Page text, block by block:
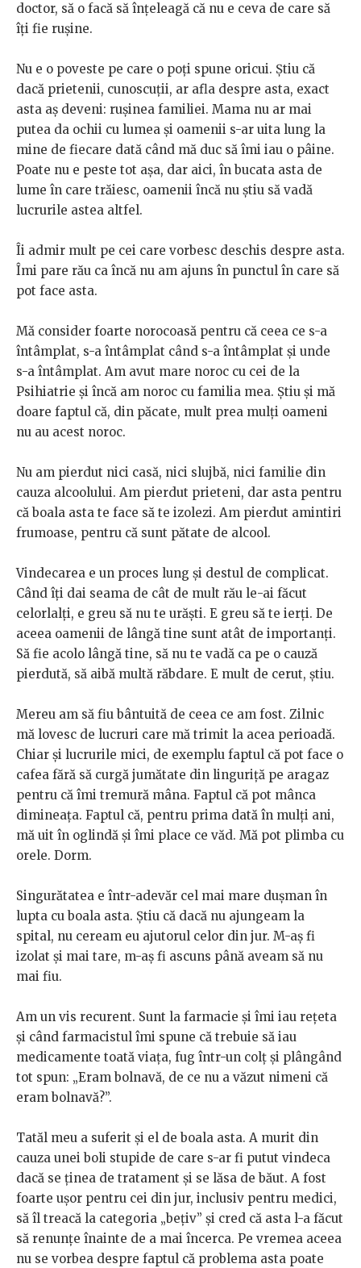
doctor, să o facă să înțeleagă că nu e ceva de care să
îți fie rușine.
Nu e o poveste pe care o poți spune oricui. Știu că
dacă prietenii, cunoscuții, ar afla despre asta, exact
asta aș deveni: rușinea familiei. Mama nu ar mai
putea da ochii cu lumea și oamenii s-ar uita lung la
mine de fiecare dată când mă duc să îmi iau o pâine.
Poate nu e peste tot așa, dar aici, în bucata asta de
lume în care trăiesc, oamenii încă nu știu să vadă
lucrurile astea altfel.
Îi admir mult pe cei care vorbesc deschis despre asta.
Îmi pare rău ca încă nu am ajuns în punctul în care să
pot face asta.
Mă consider foarte norocoasă pentru că ceea ce s-a
întâmplat, s-a întâmplat când s-a întâmplat și unde
s-a întâmplat. Am avut mare noroc cu cei de la
Psihiatrie și încă am noroc cu familia mea. Știu și mă
doare faptul că, din păcate, mult prea mulți oameni
nu au acest noroc.
Nu am pierdut nici casă, nici slujbă, nici familie din
cauza alcoolului. Am pierdut prieteni, dar asta pentru
că boala asta te face să te izolezi. Am pierdut amintiri
frumoase, pentru că sunt pătate de alcool.
Vindecarea e un proces lung și destul de complicat.
Când îți dai seama de cât de mult rău le-ai făcut
celorlalți, e greu să nu te urăști. E greu să te ierți. De
aceea oamenii de lângă tine sunt atât de importanți.
Să fie acolo lângă tine, să nu te vadă ca pe o cauză
pierdută, să aibă multă răbdare. E mult de cerut, știu.
Mereu am să fiu bântuită de ceea ce am fost. Zilnic
mă lovesc de lucruri care mă trimit la acea perioadă.
Chiar și lucrurile mici, de exemplu faptul că pot face o
cafea fără să curgă jumătate din linguriță pe aragaz
pentru că îmi tremură mâna. Faptul că pot mânca
dimineața. Faptul că, pentru prima dată în mulți ani,
mă uit în oglindă și îmi place ce văd. Mă pot plimba cu
orele. Dorm.
Singurătatea e într-adevăr cel mai mare dușman în
lupta cu boala asta. Știu că dacă nu ajungeam la
spital, nu ceream eu ajutorul celor din jur. M-aș fi
izolat și mai tare, m-aș fi ascuns până aveam să nu
mai fiu.
Am un vis recurent. Sunt la farmacie și îmi iau rețeta
și când farmacistul îmi spune că trebuie să iau
medicamente toată viața, fug într-un colț și plângând
tot spun: „Eram bolnavă, de ce nu a văzut nimeni că
eram bolnavă?”.
Tatăl meu a suferit și el de boala asta. A murit din
cauza unei boli stupide de care s-ar fi putut vindeca
dacă se ținea de tratament și se lăsa de băut. A fost
foarte ușor pentru cei din jur, inclusiv pentru medici,
să îl treacă la categoria „bețiv” și cred că asta l-a făcut
să renunțe înainte de a mai încerca. Pe vremea aceea
nu se vorbea despre faptul că problema asta poate